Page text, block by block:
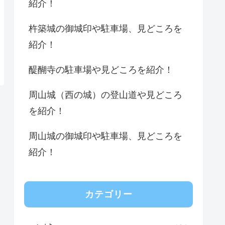
紹介！
杵築城の御城印や駐車場、見どころを
紹介！
醍醐寺の駐車場や見どころを紹介！
周山城（西の城）の登山道や見どころ
を紹介！
周山城の御城印や駐車場、見どころを
紹介！
カテゴリー